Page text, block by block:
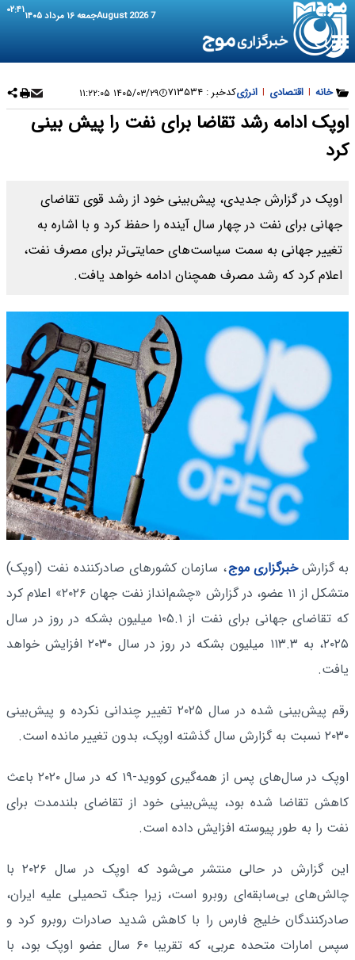
7 August 2026 جمعه ۱۶ مرداد ۱۴۰۵ ۰۲:۴۱
خانه | اقتصادی | انرژیکدخبر : ۷۱۳۵۳۴ ۱۴۰۵/۰۳/۲۹ ۱۱:۲۲:۰۵
اوپک ادامه رشد تقاضا برای نفت را پیش بینی
کرد
اوپک در گزارش جدیدی، پیش‌بینی خود از رشد قوی تقاضای
جهانی برای نفت در چهار سال آینده را حفظ کرد و با اشاره به
تغییر جهانی به سمت سیاست‌های حمایتی‌تر برای مصرف نفت،
اعلام کرد که رشد مصرف همچنان ادامه خواهد یافت.
به گزارشخبرگزاری موج، سازمان کشورهای صادرکننده نفت (اوپک)
متشکل از ۱۱ عضو، در گزارش «چشم‌انداز نفت جهان ۲۰۲۶» اعلام کرد
که تقاضای جهانی برای نفت از ۱۰۵.۱ میلیون بشکه در روز در سال
۲۰۲۵، به ۱۱۳.۳ میلیون بشکه در روز در سال ۲۰۳۰ افزایش خواهد
یافت.
رقم پیش‌بینی شده در سال ۲۰۲۵ تغییر چندانی نکرده و پیش‌بینی
۲۰۳۰ نسبت به گزارش سال گذشته اوپک، بدون تغییر مانده است.
اوپک در سال‌های پس از همه‌گیری کووید-۱۹ که در سال ۲۰۲۰ باعث
کاهش تقاضا شده بود، پیش‌بینی خود از تقاضای بلندمدت برای
نفت را به طور پیوسته افزایش داده است.
این گزارش در حالی منتشر می‌شود که اوپک در سال ۲۰۲۶ با
چالش‌های بی‌سابقه‌ای روبرو است، زیرا جنگ تحمیلی علیه ایران،
صادرکنندگان خلیج فارس را با کاهش شدید صادرات روبرو کرد و
سپس امارات متحده عربی، که تقریبا ۶۰ سال عضو اوپک بود، با